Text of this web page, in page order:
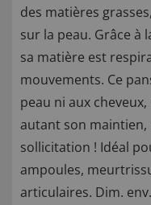
des matières
sur la peau. Grâce à
sa matière est
mouvements. Ce
peau ni aux
autant son maintien,
sollicitation ! Idéal
ampoules,
articulaires. Dim.